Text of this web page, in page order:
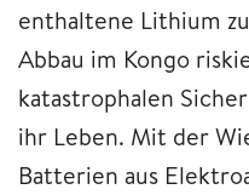
enthaltene Lithium
Abbau im Kongo
katastrophalen
ihr Leben. Mit der
Batterien aus